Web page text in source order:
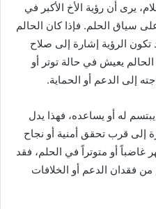
يرى أن رؤية الأخ الأكبر في
سياق الحلم. فإذا كان الحالم
الرؤية إشارة إلى صلاح
الحالم يعيش في حالة توتر أو
إلى الدعم أو الحماية.
له أو يساعده، فهذا يدل
إلى قرب تحقق أمنية أو نجاح
غاضباً أو متوتراً في الحلم، فقد
فقدان الدعم أو الخلافات